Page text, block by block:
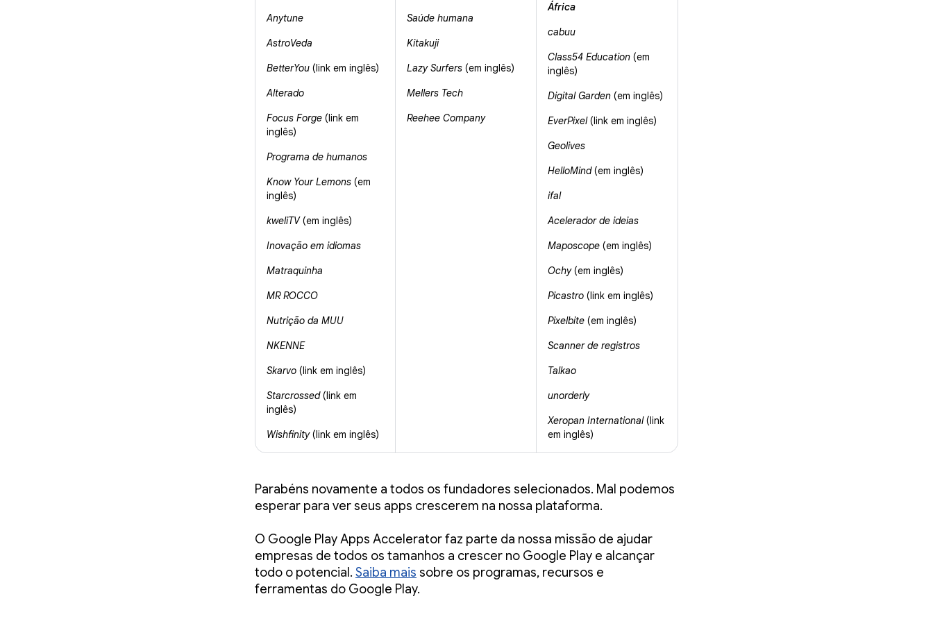
Anytune
AstroVeda
BetterYou (link em inglês)
Alterado
Focus Forge (link em
inglês)
Programa de humanos
Know Your Lemons (em
inglês)
kweliTV(em inglês)
Inovação em idiomas
Matraquinha
MR ROCCO
Nutrição da MUU
NKENNE
Skarvo (link em inglês)
Starcrossed(link em
inglês)
Wishfinity(link em inglês)
Saúde humana
Kitakuji
Lazy Surfers (em inglês)
Mellers Tech
Reehee Company
África
cabuu
Class54 Education (em
inglês)
Digital Garden (em inglês)
EverPixel(link em inglês)
Geolives
HelloMind(em inglês)
ifal
Acelerador de ideias
Maposcope (em inglês)
Ochy(em inglês)
Picastro (link em inglês)
Pixelbite (em inglês)
Scanner de registros
Talkao
unorderly
Xeropan International(link
em inglês)
Parabéns novamente a todos os fundadores selecionados. Mal podemos
esperar para ver seus apps crescerem na nossa plataforma.
O Google Play Apps Accelerator faz parte da nossa missão de ajudar
empresas de todos os tamanhos a crescer no Google Play e alcançar
todo o potencial. Saiba mais sobre os programas, recursos e
ferramentas do Google Play.